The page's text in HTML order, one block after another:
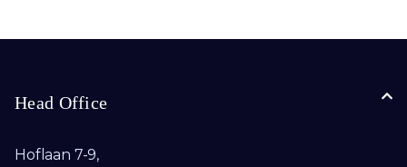
Head Office
Hoflaan 7-9,